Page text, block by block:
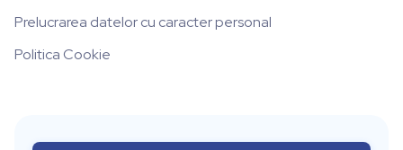
Prelucrarea datelor cu caracter personal
Politica Cookie